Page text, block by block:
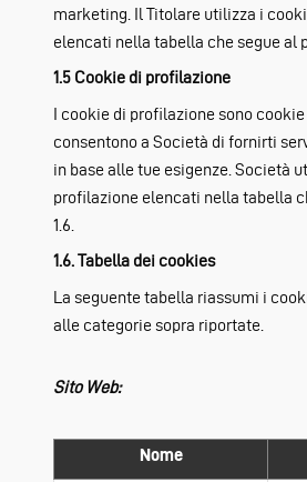
marketing. Il Titolare utilizza i
elencati nella tabella che segue al
1.5 Cookie di profilazione
I cookie di profilazione sono
consentono a Società di fornirti
in base alle tue esigenze. Società
profilazione elencati nella tabella
1.6.
1.6. Tabella dei cookies
La seguente tabella riassumi i
alle categorie sopra riportate.
Sito Web:
Nome